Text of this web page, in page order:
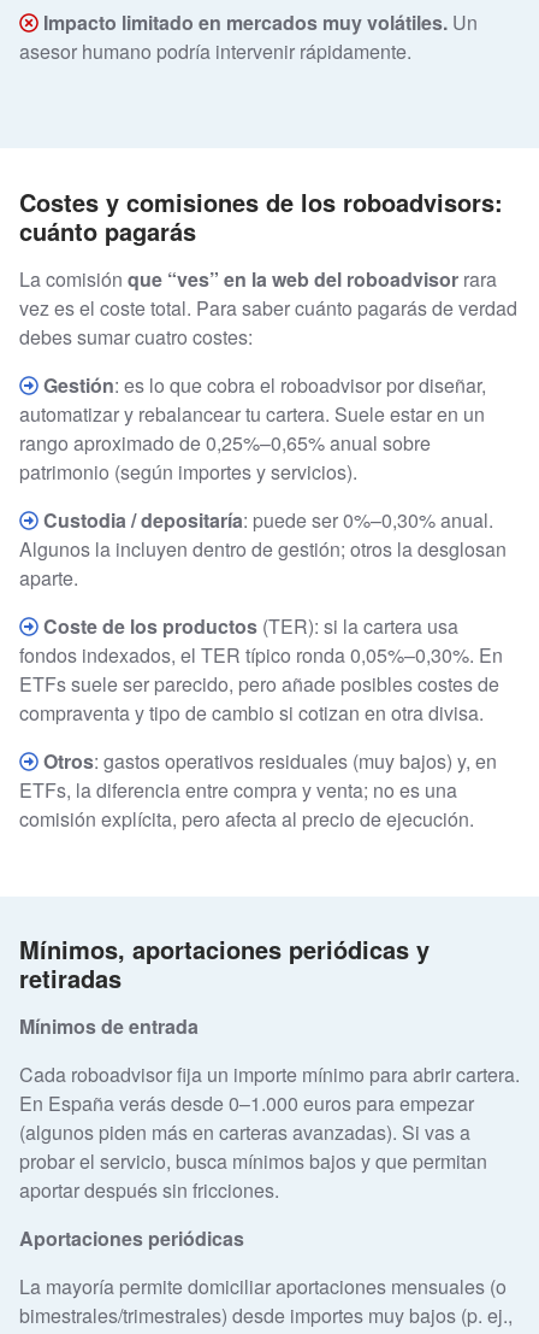
Impacto limitado en mercados muy volátiles. Un
asesor humano podría intervenir rápidamente.
Costes y comisiones de los roboadvisors:
cuánto pagarás
La comisión que “ves” en la web del roboadvisor rara
vez es el coste total. Para saber cuánto pagarás de verdad
debes sumar cuatro costes:
Gestión: es lo que cobra el roboadvisor por diseñar,
automatizar y rebalancear tu cartera. Suele estar en un
rango aproximado de 0,25%–0,65% anual sobre
patrimonio (según importes y servicios).
Custodia / depositaría: puede ser 0%–0,30% anual.
Algunos la incluyen dentro de gestión; otros la desglosan
aparte.
Coste de los productos (TER): si la cartera usa
fondos indexados, el TER típico ronda 0,05%–0,30%. En
ETFs suele ser parecido, pero añade posibles costes de
compraventa y tipo de cambio si cotizan en otra divisa.
Otros: gastos operativos residuales (muy bajos) y, en
ETFs, la diferencia entre compra y venta; no es una
comisión explícita, pero afecta al precio de ejecución.
Mínimos, aportaciones periódicas y
retiradas
Mínimos de entrada
Cada roboadvisor fija un importe mínimo para abrir cartera.
En España verás desde 0–1.000 euros para empezar
(algunos piden más en carteras avanzadas). Si vas a
probar el servicio, busca mínimos bajos y que permitan
aportar después sin fricciones.
Aportaciones periódicas
La mayoría permite domiciliar aportaciones mensuales (o
bimestrales/trimestrales) desde importes muy bajos (p. ej.,